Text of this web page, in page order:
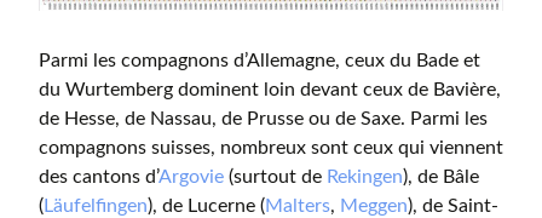
Parmi les compagnons d’Allemagne, ceux du Bade et
du Wurtemberg dominent loin devant ceux de Bavière,
de Hesse, de Nassau, de Prusse ou de Saxe. Parmi les
compagnons suisses, nombreux sont ceux qui viennent
des cantons d’Argovie (surtout de Rekingen), de Bâle
(Läufelfingen), de Lucerne (Malters, Meggen), de Saint-